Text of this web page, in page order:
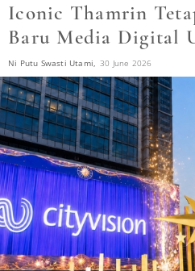
Iconic Thamrin
Baru Media Digital
Ni Putu Swasti Utami, 30 June 2026